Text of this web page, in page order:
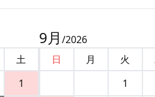
土
1
9月 /2026
日
月 火
1